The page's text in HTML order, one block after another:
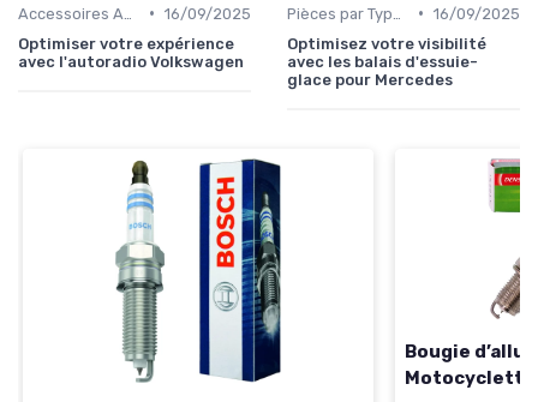
• 16/09/2025
Optimiser votre expérience
avec l'autoradio Volkswagen
• 16/09/2025
Optimisez votre visibilité
avec les balais d'essuie-
glace pour Mercedes
Bougie
Motocyclette